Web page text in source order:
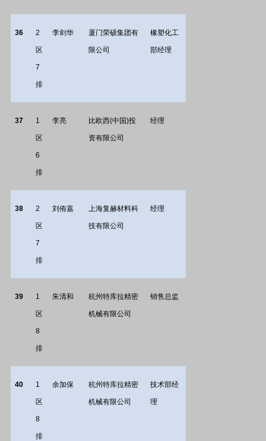
36 2
区
7
排
李剑华 厦门荣硕集团有
限公司
橡塑化工
部经理
37 1
区
6
排
李亮 比欧西(中国)投
资有限公司
经理
38 2
区
7
排
刘侑嘉 上海复赫材料科
技有限公司
经理
39 1
区
8
排
朱清和 杭州特库拉精密
机械有限公司
销售总监
40 1
区
8
排
余加保 杭州特库拉精密
机械有限公司
技术部经
理